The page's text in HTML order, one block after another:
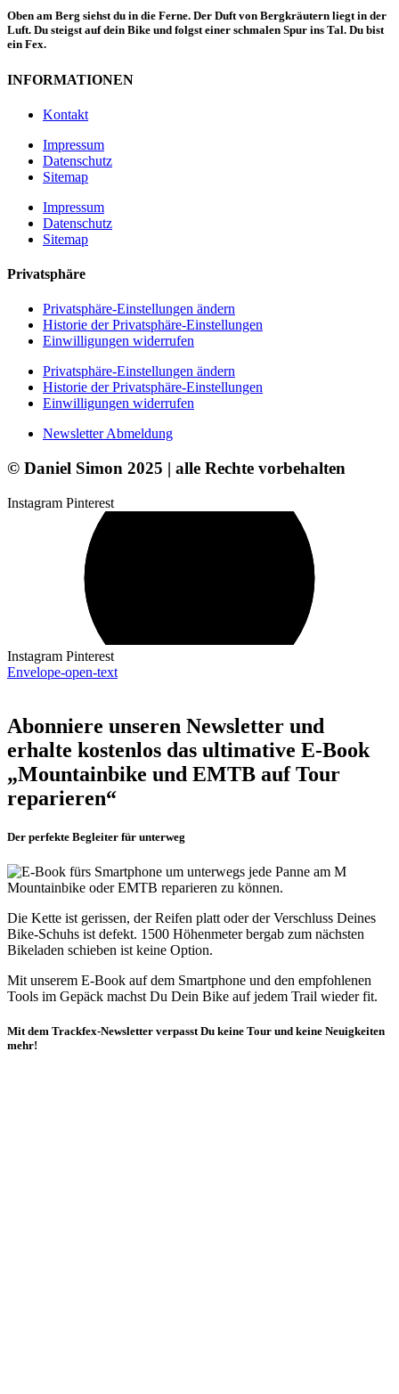
Oben am Berg siehst du in die Ferne. Der Duft von Bergkräutern liegt in der
Luft. Du steigst auf dein Bike und folgst einer schmalen Spur ins Tal. Du bist
ein Fex.
INFORMATIONEN
Kontakt
Impressum
Datenschutz
Sitemap
Impressum
Datenschutz
Sitemap
Privatsphäre
Privatsphäre-Einstellungen ändern
Historie der Privatsphäre-Einstellungen
Einwilligungen widerrufen
Privatsphäre-Einstellungen ändern
Historie der Privatsphäre-Einstellungen
Einwilligungen widerrufen
Newsletter Abmeldung
© Daniel Simon 2025 | alle Rechte vorbehalten
Instagram Pinterest
Instagram Pinterest
Envelope-open-text
Abonniere unseren Newsletter und
erhalte kostenlos das ultimative E-Book
„Mountainbike und EMTB auf Tour
reparieren“
Der perfekte Begleiter für unterweg
Die Kette ist gerissen, der Reifen platt oder der Verschluss Deines
Bike-Schuhs ist defekt. 1500 Höhenmeter bergab zum nächsten
Bikeladen schieben ist keine Option.
Mit unserem E-Book auf dem Smartphone und den empfohlenen
Tools im Gepäck machst Du Dein Bike auf jedem Trail wieder fit.
Mit dem Trackfex-Newsletter verpasst Du keine Tour und keine Neuigkeiten
mehr!